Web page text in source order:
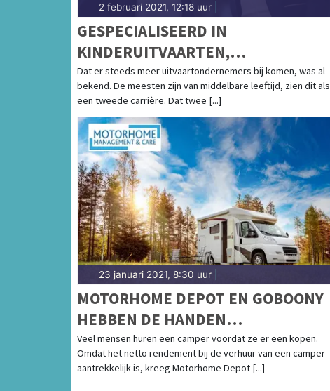
2 februari 2021, 12:18 uur
GESPECIALISEERD IN
KINDERUITVAARTEN,
VERNIEUWERS BINNEN DE
UITVAARTBRANCHE
Dat er steeds meer uitvaartondernemers bij komen, was al
bekend. De meesten zijn van middelbare leeftijd, zien dit als
een tweede carrière. Dat twee [...]
23 januari 2021, 8:30 uur
MOTORHOME DEPOT EN GOBOONY
HEBBEN DE HANDEN
INEENGESLAGEN
Veel mensen huren een camper voordat ze er een kopen.
Omdat het netto rendement bij de verhuur van een camper
aantrekkelijk is, kreeg Motorhome Depot [...]